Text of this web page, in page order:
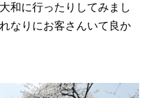
和に行ったりしてみまし
なりにお客さんいて良か